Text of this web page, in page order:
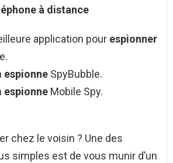
à distance
application pour espionner
espionne SpyBubble.
espionne Mobile Spy.
chez le voisin ? Une des
simples est de vous munir d’un